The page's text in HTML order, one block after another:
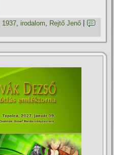
1937 ,irodalom Rejtő Jenő